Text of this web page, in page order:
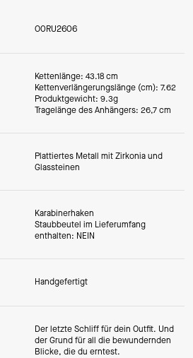
O0RU2606
Kettenlänge: 43.18 cm
Kettenverlängerungslänge (cm): 7.62
Produktgewicht: 9.3g
Tragelänge des Anhängers: 26,7 cm
Plattiertes Metall mit Zirkonia und
Glassteinen
Karabinerhaken
Staubbeutel im Lieferumfang
enthalten: NEIN
Handgefertigt
Der letzte Schliff für dein Outfit. Und
der Grund für all die bewundernden
Blicke, die du erntest.